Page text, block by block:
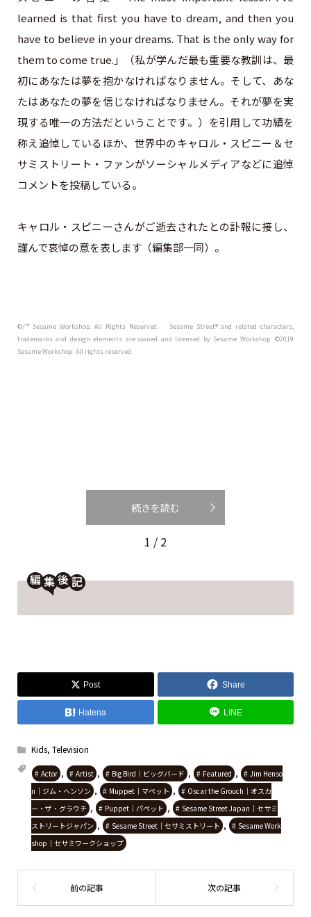
learned is that first you have to dream, and then you
have to believe in your dreams. That is the only way for
them to come true.」（私が学んだ最も重要な教訓は、最
初にあなたは夢を抱かなければなりません。そして、あな
たはあなたの夢を信じなければなりません。それが夢を実
現する唯一の方法だということです。）を引用して功績を
称え追悼しているほか、世界中のキャロル・スピニー＆セ
サミストリート・ファンがソーシャルメディアなどに追悼
コメントを投稿している。
キャロル・スピニーさんがご逝去されたとの訃報に接し、
謹んで哀悼の意を表します（編集部一同）。
©/™ Sesame Workshop. All Rights Reserved. Sesame Street® and related characters,
trademarks and design elements are owned and licensed by Sesame Workshop. ©2019
Sesame Workshop. All rights reserved.
続きを読む
1 / 2
編 後
Post Share
Hatena LINE
Kids, Television
Actor , Artist , Big Bird｜ビッグバード , Featured ,
Jim Henso
n｜ジム・ヘンソン , Muppet｜マペット ,
Oscar the Grouch｜オスカ
ー・ザ・グラウチ , Puppet｜パペット ,
Sesame Street Japan｜セサミ
ストリートジャパン , Sesame Street｜セサミストリート ,
Sesame Work
shop｜セサミワークショップ